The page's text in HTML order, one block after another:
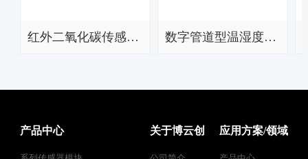
红外二氧化碳传感器模块BYC11-CO2 数字管道型温湿度变送器BYC07-RHT
产品中心 关于博云创 应用方案/领域